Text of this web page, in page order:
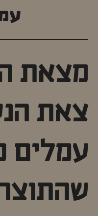
מצאת
צאת
עמלים